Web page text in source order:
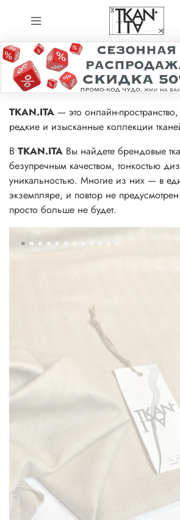
TKAN.ITA — это онлайн-
редкие и изысканные коллекции
В TKAN.ITA Вы найдете брендовые
безупречным качеством, тонкостью
уникальностью. Многие из них — в
экземпляре, и повтор не
просто больше не будет.